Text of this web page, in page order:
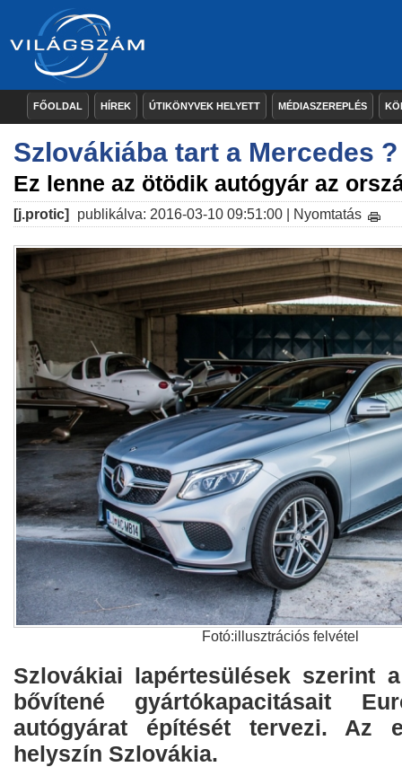
FŐOLDAL HÍREK ÚTIKÖNYVEK HELYETT MÉDIASZEREPLÉS
Szlovákiába tart a Mercedes ?
Ez lenne az ötödik autógyár az
[j.protic] publikálva: 2016-03-10 09:51:00 | Nyomtatás
Fotó:illusztrációs felvétel
Szlovákiai lapértesülések szerint
bővítené gyártókapacitásait
autógyárat építését tervezi. Az
helyszín Szlovákia.